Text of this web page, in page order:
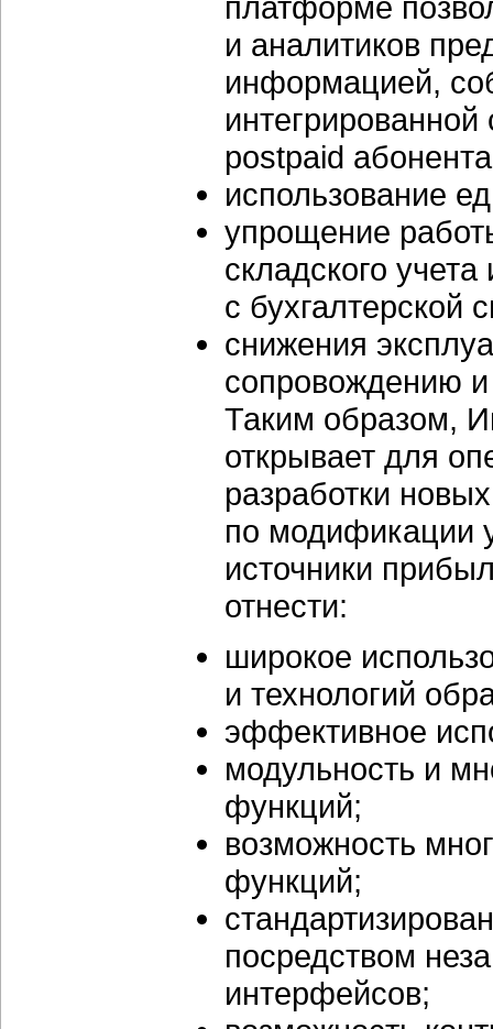
и аналитиков
информацией,
postpaid
использование
упрощение
складского
с бухгалтерской
снижения
сопровождению
Таким образом,
открывает для
разработки
по модификации
источники
отнести:
широкое
и технологий
эффективное
модульность и
функций;
возможность
функций;
посредством
интерфейсов;